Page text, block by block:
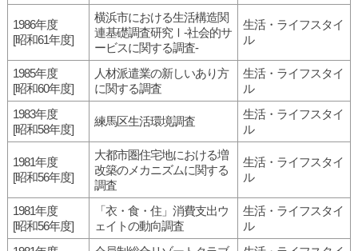
1986年度
[昭和61年度]
横浜市における生活構造関
連基礎調査研究Ⅰ-社会的サ
ービスに関する調査-
生活・ライフスタイ
ル
1985年度
[昭和60年度]
人材派遣業の新しいあり方
に関する調査
生活・ライフスタイ
ル
1983年度
[昭和58年度]
練馬区生活環境調査
生活・ライフスタイ
ル
1981年度
[昭和56年度]
大都市圏住宅地における増
改築のメカニズムに関する
調査
生活・ライフスタイ
ル
1981年度
[昭和56年度]
「衣・食・住」消費支出ウ
ェイトの動向調査
生活・ライフスタイ
ル